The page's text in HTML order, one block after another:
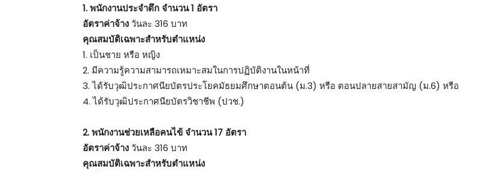
1. พนักงานประจำตึก จำนวน 1 อัตรา
อัตราค่าจ้าง วันละ 316 บาท
คุณสมบัติเฉพาะสำหรับตำแหน่ง
1. เป็นชาย หรือ หญิง
2. มีความรู้ความสามารถเหมาะสมในการปฏิบัติงานในหน้าที่
3. ได้รับวุฒิประกาศนียบัตรประโยคมัธยมศึกษาตอนต้น (ม.3) หรือ ตอนปลายสายสามัญ (ม.6) หรือ
4. ได้รับวุฒิประกาศนียบัตรวิชาชีพ (ปวช.)
2. พนักงานช่วยเหลือคนไข้ จำนวน 17 อัตรา
อัตราค่าจ้าง วันละ 316 บาท
คุณสมบัติเฉพาะสำหรับตำแหน่ง